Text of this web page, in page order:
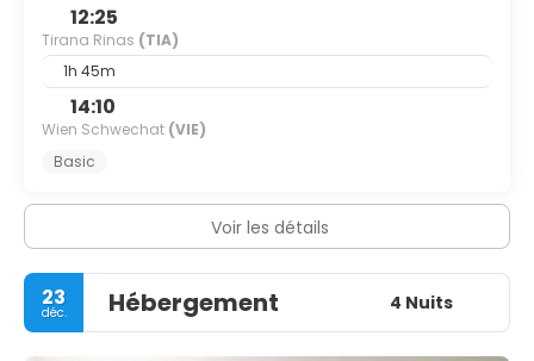
12:25
Tirana Rinas (TIA)
1h 45m
14:10
Wien Schwechat (VIE)
Basic
Voir les détails
23
déc. Hébergement 4 Nuits